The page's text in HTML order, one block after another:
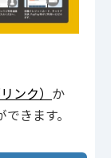
ンク） か
きます。